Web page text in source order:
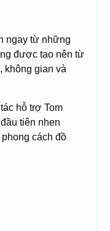
ngay từ những
được tạo nên từ
không gian và
hỗ trợ Tom
tiên nhen
cách đồ